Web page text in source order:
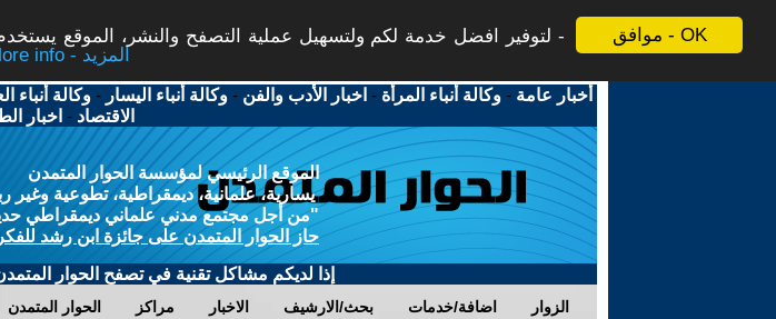
موافق - OK
لتوفير افضل خدمة لكم ولتسهيل عملية التصفح والنشر، الموقع
More info - المزيد
أخبار عامة -وكالة أنباء المرأة - اخبار الأدب والفن -وكالة أنباء اليسار -وكالة أنباء
الاقتصاد - اخبار
الموقع الرئيسي لمؤسسة الحوار المتمدن
يسارية، علمانية، ديمقراطية، تطوعية وغير
"من أجل مجتمع مدني علماني ديمقراطي
حاز الحوار المتمدن على جائزة ابن رشد
إذا لديكم مشاكل تقنية في تصفح الحوار
الحوار المتمدن مراكز الاخبار بحث/الارشيف اضافة/خدمات الزوار